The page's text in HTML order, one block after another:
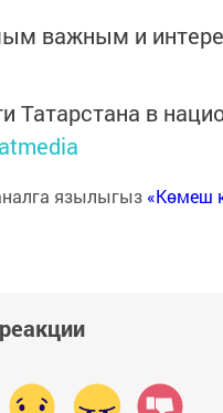
важным и
Татарстана в
язылыгыз «Көмеш